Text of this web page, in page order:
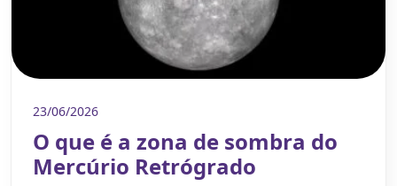
23/06/2026
O que é a zona de sombra do
Mercúrio Retrógrado